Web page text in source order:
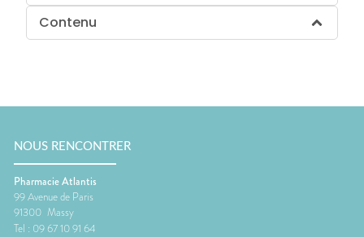
Contenu
NOUS RENCONTRER
Pharmacie Atlantis
99 Avenue de Paris
91300 Massy
Tel : 09 67 10 91 64